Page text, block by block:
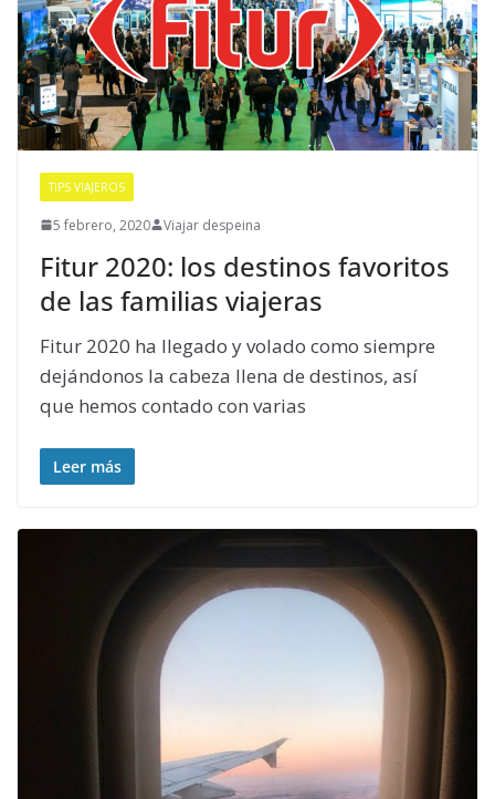
TIPS VIAJEROS
5 febrero, 2020 Viajar despeina
Fitur 2020: los destinos favoritos
de las familias viajeras
Fitur 2020 ha llegado y volado como siempre
dejándonos la cabeza llena de destinos, así
que hemos contado con varias
Leer más